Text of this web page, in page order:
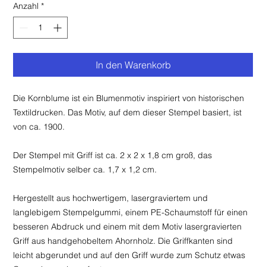
Anzahl *
In den Warenkorb
Die Kornblume ist ein Blumenmotiv inspiriert von historischen
Textildrucken. Das Motiv, auf dem dieser Stempel basiert, ist
von ca. 1900.
Der Stempel mit Griff ist ca. 2 x 2 x 1,8 cm groß, das
Stempelmotiv selber ca. 1,7 x 1,2 cm.
Hergestellt aus hochwertigem, lasergraviertem und
langlebigem Stempelgummi, einem PE-Schaumstoff für einen
besseren Abdruck und einem mit dem Motiv lasergravierten
Griff aus handgehobeltem Ahornholz. Die Griffkanten sind
leicht abgerundet und auf den Griff wurde zum Schutz etwas